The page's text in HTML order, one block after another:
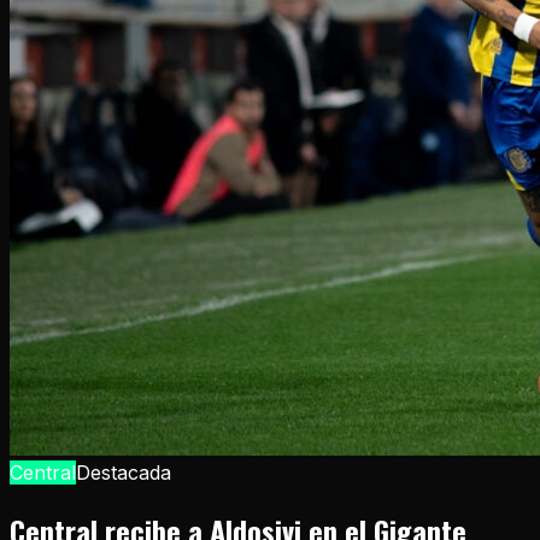
CentralDestacada
Central recibe a Aldosivi en el Gigante